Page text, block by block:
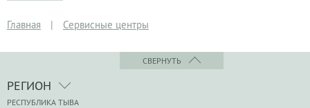
Главная | Сервисные центры
СВЕРНУТЬ
РЕГИОН
РЕСПУБЛИКА ТЫВА